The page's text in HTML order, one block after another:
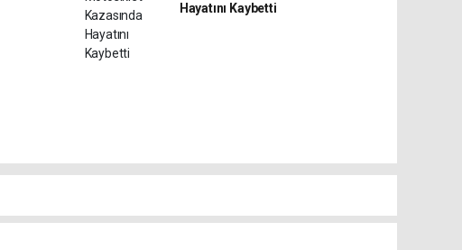
Hayatını Kaybetti